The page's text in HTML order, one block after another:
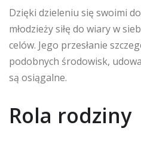
Dzięki dzieleniu się swoimi
młodzieży siłę do wiary w
celów. Jego przesłanie
podobnych środowisk,
są osiągalne.
Rola rodziny